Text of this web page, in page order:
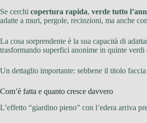
Se cerchi copertura rapida, verde tutto
adatte a muri, pergole, recinzioni, ma anche
La cosa sorprendente è la sua capacità di
trasformando superfici anonime in quinte verdi
Un dettaglio importante: sebbene il titolo
Com’è fatta e quanto cresce davvero
L’effetto “giardino pieno” con l’edera arriva